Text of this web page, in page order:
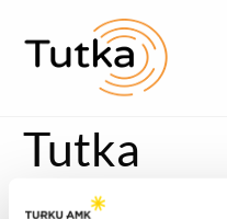
Tutka